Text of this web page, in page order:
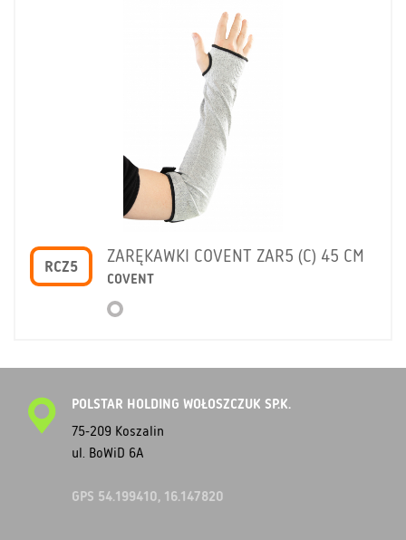
RCZ5
ZARĘKAWKI COVENT ZAR5 (C) 45 CM
COVENT
POLSTAR HOLDING WOŁOSZCZUK SP.K.
75-209 Koszalin
ul. BoWiD 6A
GPS 54.199410, 16.147820